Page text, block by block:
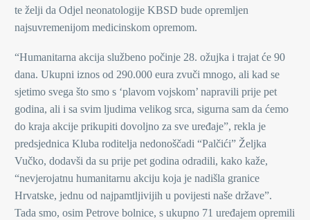
te želji da Odjel neonatologije KBSD bude opremljen
najsuvremenijom medicinskom opremom.
“Humanitarna akcija službeno počinje 28. ožujka i trajat će 90
dana. Ukupni iznos od 290.000 eura zvuči mnogo, ali kad se
sjetimo svega što smo s ‘plavom vojskom’ napravili prije pet
godina, ali i sa svim ljudima velikog srca, sigurna sam da ćemo
do kraja akcije prikupiti dovoljno za sve uređaje”, rekla je
predsjednica Kluba roditelja nedonoščadi “Palčići” Željka
Vučko, dodavši da su prije pet godina odradili, kako kaže,
“nevjerojatnu humanitarnu akciju koja je nadišla granice
Hrvatske, jednu od najpamtljivijih u povijesti naše države”.
Tada smo, osim Petrove bolnice, s ukupno 71 uređajem opremili